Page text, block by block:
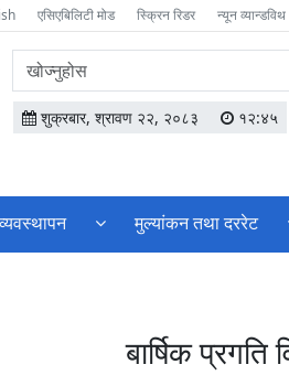
एसिएबिलिटी मोड स्क्रिन रिडर न्यून व्यान्डविथ
वेबसाइटमा
सामग्री
खोज्नुहोस
शुक्रबार, श्रावण २२, २०८३ १२:४५
मुल्यांकन तथा दररेट
बार्षिक प्रगति